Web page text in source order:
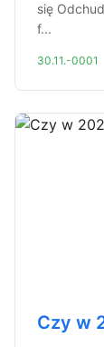
się
f...
30.11.-0001
Czy w